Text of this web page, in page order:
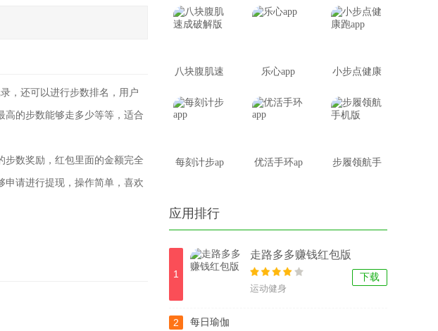
，还可以进行步数排名，用户
高的步数能够走多少等等，适合
步数奖励，红包里面的金额完全
申请进行提现，操作简单，喜欢
p p苹果手机
八块腹肌速
成破解版
乐心app 小步点健康
跑app
每刻计步ap 优活手环ap 步履领航手
应用排行
1
走路多多赚钱红包版
运动健身
下载
2 每日瑜伽